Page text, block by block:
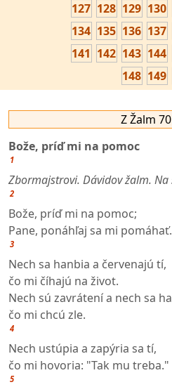
127 128 129 130
134 135 136 137
141 142 143 144
148 149
Z Žalm
Bože, príď mi na pomoc
1
Zbormajstrovi. Dávidov žalm. Na
2
Bože, príď mi na pomoc;
Pane, ponáhľaj sa mi pomáhať.
3
Nech sa hanbia a červenajú tí,
čo mi číhajú na život.
Nech sú zavrátení a nech sa
čo mi chcú zle.
4
Nech ustúpia a zapýria sa tí,
čo mi hovoria: "Tak mu treba."
5